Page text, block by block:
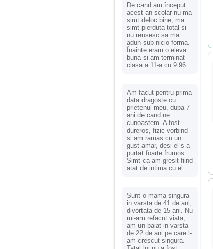
De cand am început
acest an scolar nu ma
simt deloc bine, ma
simt pierduta total si
nu reusesc sa ma
adun sub nicio forma.
Înainte eram o eleva
buna si am terminat
clasa a 11-a cu 9.96.
Am facut pentru prima
data dragoste cu
prietenul meu, dupa 7
ani de cand ne
cunoastem. A fost
dureros, fizic vorbind
si am ramas cu un
gust amar, desi el s-a
purtat foarte frumos.
Simt ca am gresit fiind
atat de intima cu el.
Sunt o mama singura
in varsta de 41 de ani,
divortata de 15 ani. Nu
mi-am refacut viata,
am un baiat in varsta
de 22 de ani pe care l-
am crescut singura.